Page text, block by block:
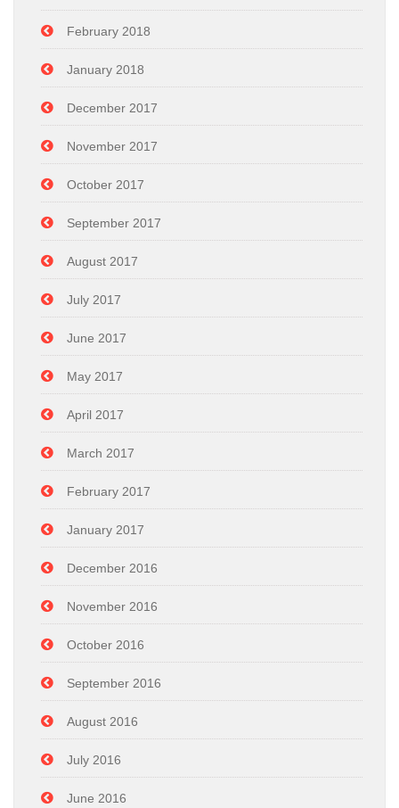
February 2018
January 2018
December 2017
November 2017
October 2017
September 2017
August 2017
July 2017
June 2017
May 2017
April 2017
March 2017
February 2017
January 2017
December 2016
November 2016
October 2016
September 2016
August 2016
July 2016
June 2016